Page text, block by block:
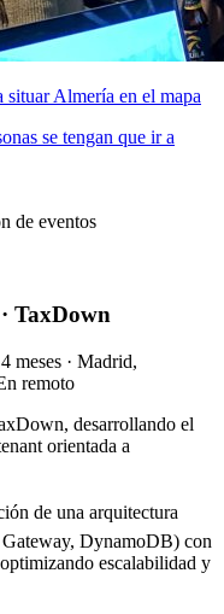
Almería en el mapa
se tengan que ir a
de eventos
· TaxDown
4 meses · Madrid,
remoto
desarrollando el
orientada a
de una arquitectura
DynamoDB) con
escalabilidad y